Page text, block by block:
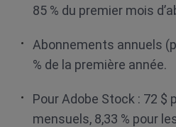
85 % du premier mois
Abonnements annuels
% de la première année.
Pour Adobe Stock : 72 $
mensuels, 8,33 % pour